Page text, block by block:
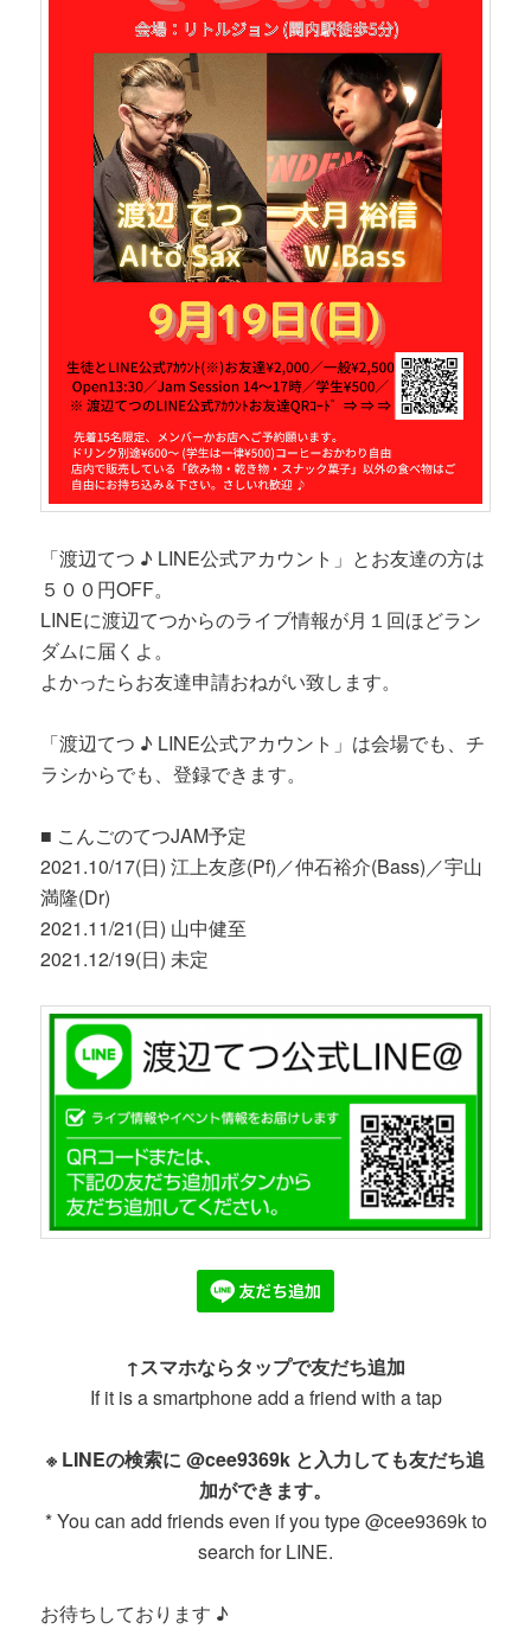
「渡辺てつ ♪ LINE公式アカウント」とお友達の方は
５００円OFF。
LINEに渡辺てつからのライブ情報が月１回ほどラン
ダムに届くよ。
よかったらお友達申請おねがい致します。
「渡辺てつ ♪ LINE公式アカウント」は会場でも、チ
ラシからでも、登録できます。
■ こんごのてつJAM予定
2021.10/17(日) 江上友彦(Pf)／仲石裕介(Bass)／宇山
満隆(Dr)
2021.11/21(日) 山中健至
2021.12/19(日) 未定
↑スマホならタップで友だち追加
If it is a smartphone add a friend with a tap
※ LINEの検索に @cee9369k と入力しても友だち追
加ができます。
* You can add friends even if you type @cee9369k to
search for LINE.
お待ちしております ♪